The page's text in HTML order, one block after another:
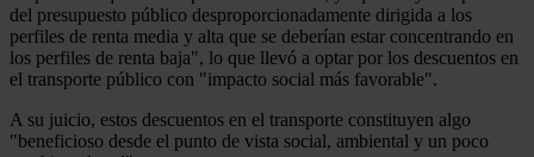
del presupuesto público desproporcionadamente dirigida a los
perfiles de renta media y alta que se deberían estar concentrando en
los perfiles de renta baja", lo que llevó a optar por los descuentos en
el transporte público con "impacto social más favorable".
A su juicio, estos descuentos en el transporte constituyen algo
"beneficioso desde el punto de vista social, ambiental y un poco